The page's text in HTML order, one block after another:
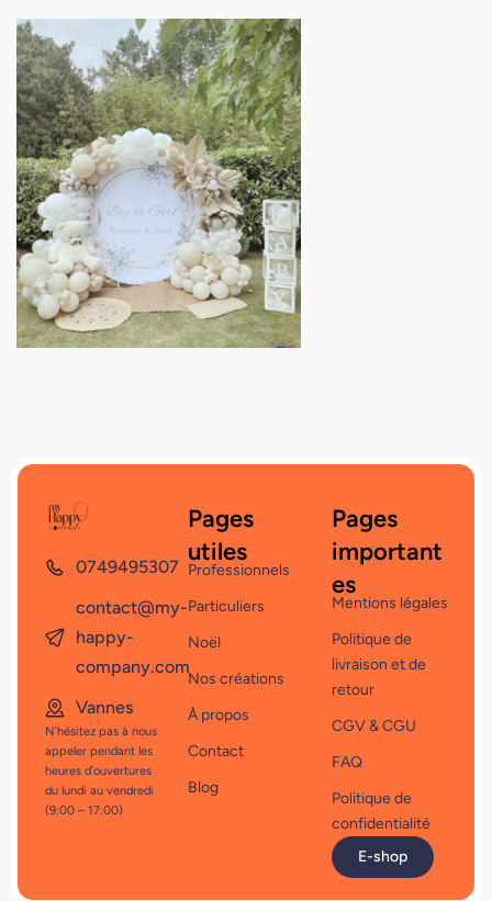
0749495307
contact@my-
happy-
company.com
Vannes
N’hésitez pas à nous
appeler pendant les
heures d’ouvertures
du lundi au vendredi
(9:00 – 17:00)
Pages
utiles
Professionnels
Particuliers
Noël
Nos créations
À propos
Contact
Blog
Pages
important
es
Mentions légales
Politique de
livraison et de
retour
CGV & CGU
FAQ
Politique de
confidentialité
E-shop